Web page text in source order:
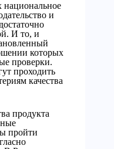
и
И то, и
которых
проверки.
проходить
качества
продукта
пройти